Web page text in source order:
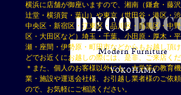
横浜に店舗が御座いますので、湘南（鎌倉・藤
辻堂・横須賀・葉山）や東京（世田谷・港区・
中央区・新宿区・江東区・品川区・目黒区・中
区・大田区など）埼玉・千葉、小田原・厚木・
瀬・座間・伊勢原・町田市などからもお越し頂
どでお近くにお越しの際には、是非、ご来店くだ
＊また、個人のお客様以外にも、大学等の教育
業・施設や運送会社様、お引越し業者様のご依
ので、お気軽にご相談ください。